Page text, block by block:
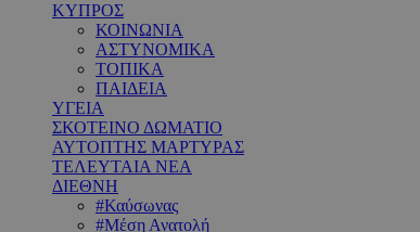
ΚΥΠΡΟΣ
ΚΟΙΝΩΝΙΑ
ΑΣΤΥΝΟΜΙΚΑ
ΤΟΠΙΚΑ
ΠΑΙΔΕΙΑ
ΥΓΕΙΑ
ΣΚΟΤΕΙΝΟ ΔΩΜΑΤΙΟ
ΑΥΤΟΠΤΗΣ ΜΑΡΤΥΡΑΣ
ΤΕΛΕΥΤΑΙΑ ΝΕΑ
ΔΙΕΘΝΗ
#Καύσωνας
#Μέση Ανατολή